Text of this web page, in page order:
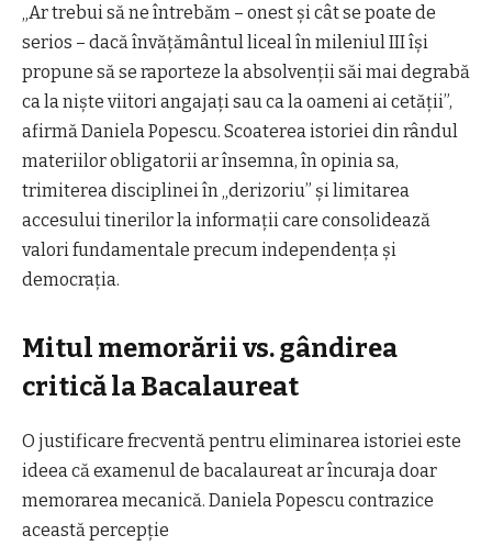
„Ar trebui să ne întrebăm – onest şi cât se poate de
serios – dacă învăţământul liceal în mileniul III îşi
propune să se raporteze la absolvenţii săi mai degrabă
ca la nişte viitori angajaţi sau ca la oameni ai cetăţii”,
afirmă Daniela Popescu. Scoaterea istoriei din rândul
materiilor obligatorii ar însemna, în opinia sa,
trimiterea disciplinei în „derizoriu” şi limitarea
accesului tinerilor la informaţii care consolidează
valori fundamentale precum independenţa şi
democraţia.
Mitul memorării vs. gândirea
critică la Bacalaureat
O justificare frecventă pentru eliminarea istoriei este
ideea că examenul de bacalaureat ar încuraja doar
memorarea mecanică. Daniela Popescu contrazice
această percepţie